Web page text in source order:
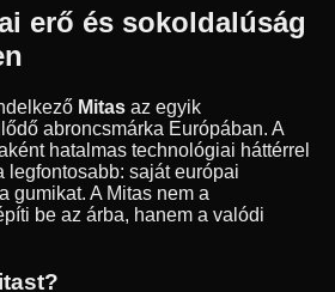
erő és sokoldalúság
Mitas az egyik
abroncsmárka Európában. A
hatalmas technológiai háttérrel
legfontosabb: saját európai
gumikat. A Mitas nem a
be az árba, hanem a valódi